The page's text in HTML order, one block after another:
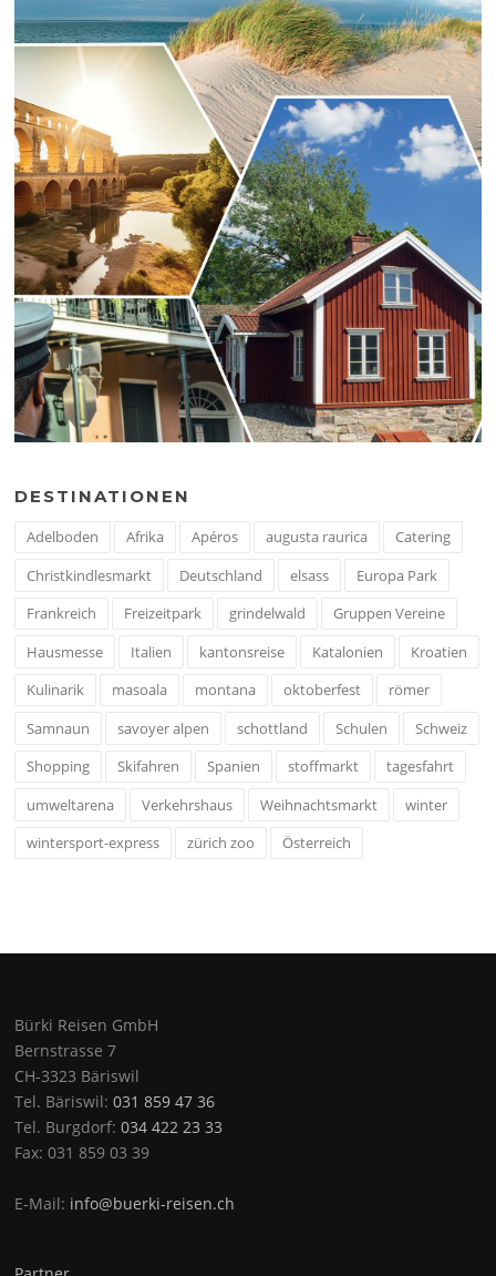
DESTINATIONEN
Adelboden Afrika Apéros augusta raurica
Catering
Christkindlesmarkt
Deutschland elsass
Europa Park
Frankreich
Freizeitpark grindelwald
Gruppen Vereine
Hausmesse
Italien kantonsreise Katalonien
Kroatien
Kulinarik
masoala montana oktoberfest
römer
Samnaun
savoyer alpen schottland Schulen
Schweiz
Shopping
Skifahren Spanien stoffmarkt
tagesfahrt
umweltarena
Verkehrshaus Weihnachtsmarkt
winter
wintersport-express
zürich zoo Österreich
Bürki Reisen GmbH
Bernstrasse 7
CH-3323 Bäriswil
Tel. Bäriswil:031 859 47 36
Tel. Burgdorf:034 422 23 33
Fax: 031 859 03 39
E-Mail: info@buerki-reisen.ch